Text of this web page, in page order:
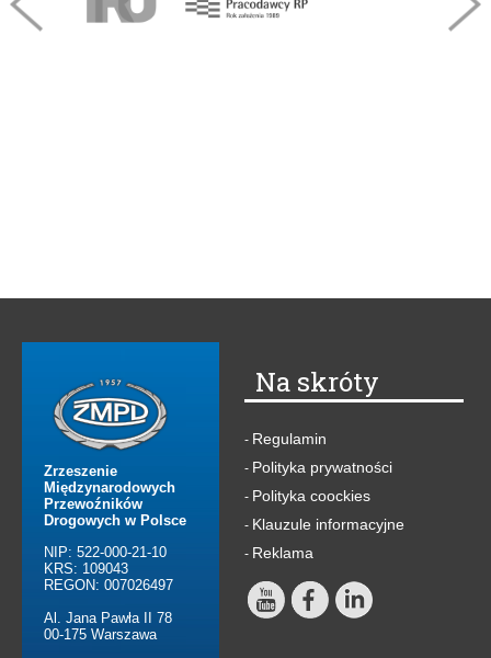
Zrzeszenie
Międzynarodowych
Przewoźników
Drogowych w Polsce
NIP: 522-000-21-10
KRS: 109043
REGON: 007026497
Al. Jana Pawła II 78
00-175 Warszawa
Na skróty
- Regulamin
- Polityka prywatności
- Polityka coockies
- Klauzule informacyjne
- Reklama